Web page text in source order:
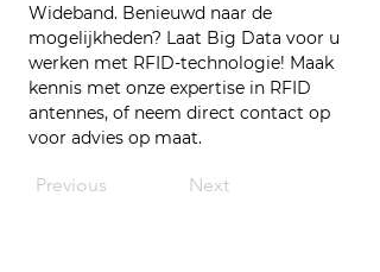
Wideband. Benieuwd naar de
mogelijkheden? Laat Big Data voor u
werken met RFID-technologie! Maak
kennis met onze expertise in RFID
antennes, of neem direct contact op
voor advies op maat.
Previous Next